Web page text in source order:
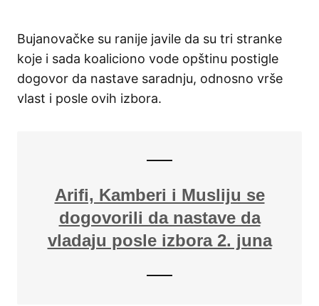
Bujanovačke su ranije javile da su tri stranke
koje i sada koaliciono vode opštinu postigle
dogovor da nastave saradnju, odnosno vrše
vlast i posle ovih izbora.
Arifi, Kamberi i Musliju se
dogovorili da nastave da
vladaju posle izbora 2. juna